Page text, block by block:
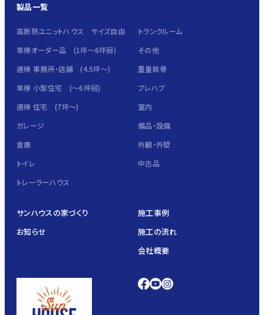
製品一覧
高断熱ユニットハウス サイズ自由
トランクルーム
単棟オーダー品 (1坪～6坪弱)
その他
連棟 事務所・店舗 (4.5坪～)
重量鉄骨
単棟 小型住宅 (～6坪弱)
プレハブ
連棟 住宅 (7坪～)
室内
ガレージ
備品・設備
倉庫
外観・外壁
トイレ
中古品
トレーラーハウス
サンハウスの家づくり
お知らせ
施工事例
施工の流れ
会社概要